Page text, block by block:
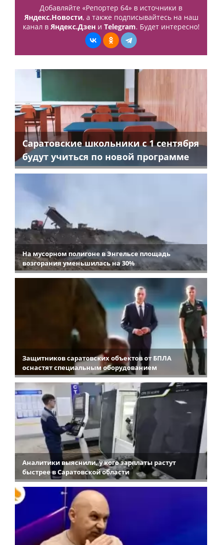
Добавляйте «Репортер 64» в источники в
Яндекс.Новости, а также подписывайтесь на наш
канал в Яндекс.Дзени Telegram. Будет интересно!
Саратовские школьники с 1 сентября
будут учиться по новой программе
На мусорном полигоне в Энгельсе площадь
возгорания уменьшилась на 30%
Защитников саратовских объектов от БПЛА
оснастят специальным оборудованием
Аналитики выяснили, у кого зарплаты растут
быстрее в Саратовской области